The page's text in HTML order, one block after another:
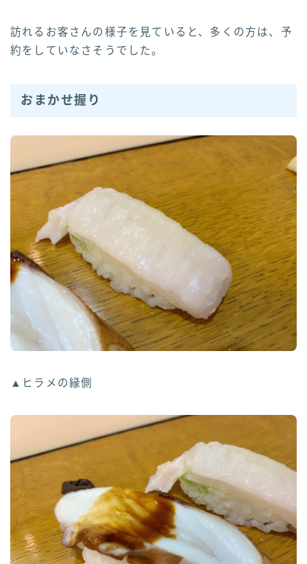
訪れるお客さんの様子を見ていると、多くの方は、予
約をしていなさそうでした。
おまかせ握り
▲ヒラメの縁側